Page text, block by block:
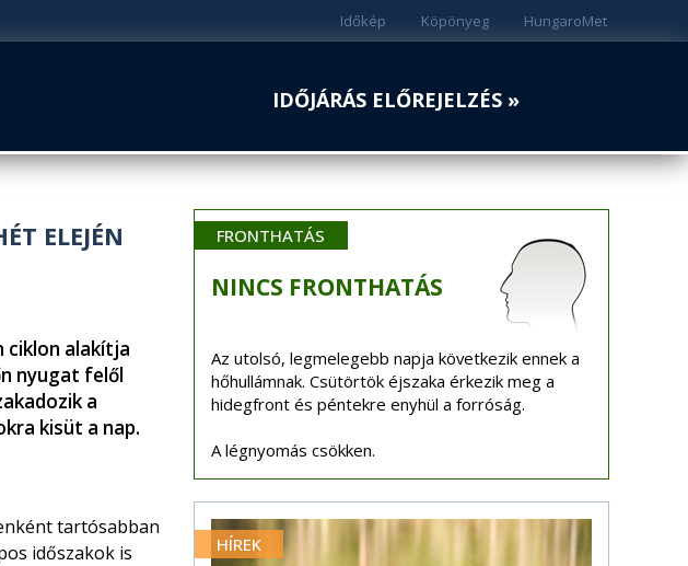
HungaroMet
Köpönyeg
Időkép
IDŐJÁRÁS ELŐREJELZÉS »
ELEJÉN
ciklon alakítja
nyugat felől
a
kisüt a nap.
tartósabban
időszakok is
FRONTHATÁS
NINCS FRONTHATÁS
Az utolsó, legmelegebb napja következik ennek a
hőhullámnak. Csütörtök éjszaka érkezik meg a
hidegfront és péntekre enyhül a forróság.
A légnyomás csökken.
HÍREK